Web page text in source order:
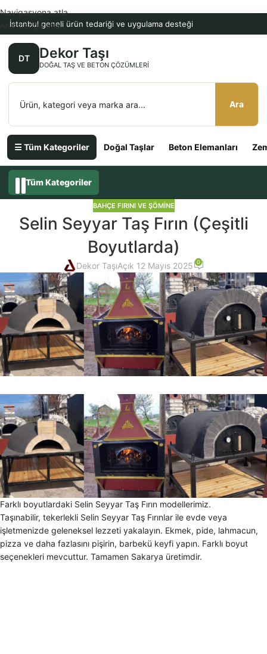
İstanbul geneli ürün tedariği ve uygulama desteği
DT Dekor Taşı
DOĞAL TAŞ VE BETON ÇÖZÜMLERI
Ara
☰ Tüm Kategoriler Doğal Taşlar Beton Elemanları
Navigasyona atla
Ana içeriğe atla
Tüm Kategoriler
BAHÇE FIRINI VE ŞÖMINE
Selin Seyyar Taş Fırın (Çeşitli
Boyutlarda)
Dekor TaşıAçık 12 Mayıs 2025 0
Farklı boyutlardaki Selin Seyyar Taş Fırın modellerimiz.
Taşınabilir, tekerlekli Selin Seyyar Taş Fırınlar ile evde veya
işletmenizde geleneksel lezzeti yakalayın. Ekmek, pide, lahmacun,
pizza ve daha fazlasını pişirin, barbekü keyfi yapın. Farklı boyut
seçenekleri mevcuttur. Tamamen Sakarya üretimdir.